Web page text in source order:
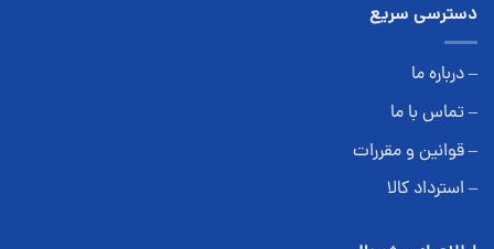
دسترسی سریع
– درباره ما
– تماس با ما
– قوانین و مقررات
– استرداد کالا